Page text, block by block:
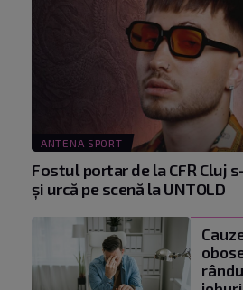
ANTENA SPORT
Fostul portar de la CFR Cluj
şi urcă pe scenă la UNTOLD